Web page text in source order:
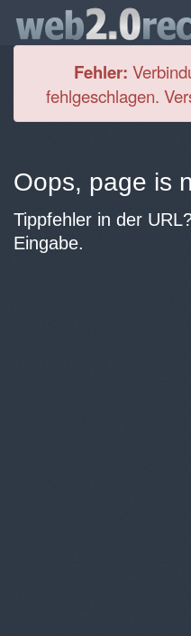
Fehler:
fehlgeschlagen.
Oops, page is
Tippfehler in der
Eingabe.